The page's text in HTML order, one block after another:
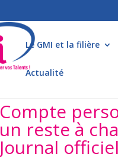
Le GMI et la filière
Actualité
Compte
un reste à
Journal officiel